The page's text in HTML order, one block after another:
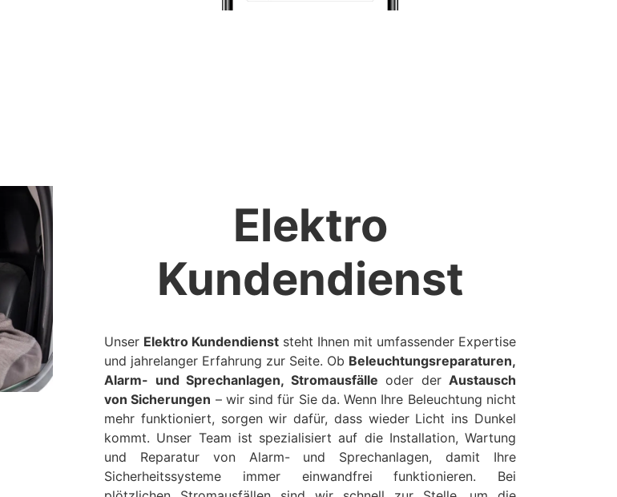
Elektro
Kundendienst
Unser Elektro Kundendienst steht Ihnen mit umfassender Expertise
und jahrelanger Erfahrung zur Seite. Ob Beleuchtungsreparaturen,
Alarm- und Sprechanlagen, Stromausfälle oder der Austausch
von Sicherungen – wir sind für Sie da. Wenn Ihre Beleuchtung nicht
mehr funktioniert, sorgen wir dafür, dass wieder Licht ins Dunkel
kommt. Unser Team ist spezialisiert auf die Installation, Wartung
und Reparatur von Alarm- und Sprechanlagen, damit Ihre
Sicherheitssysteme immer einwandfrei funktionieren. Bei